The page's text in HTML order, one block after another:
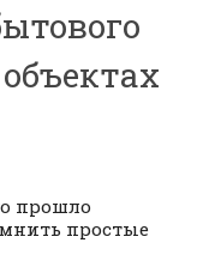
прошло
простые